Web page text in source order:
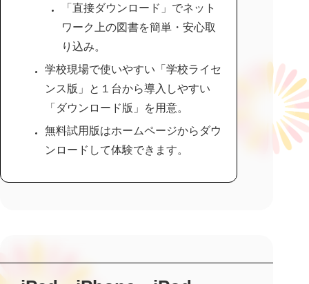
「直接ダウンロード」でネット
ワーク上の図書を簡単・安心取
り込み。
学校現場で使いやすい「学校ライセ
ンス版」と１台から導入しやすい
「ダウンロード版」を用意。
無料試用版はホームページからダウ
ンロードして体験できます。